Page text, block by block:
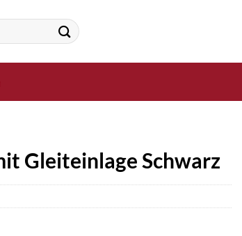
Gleiteinlage Schwarz